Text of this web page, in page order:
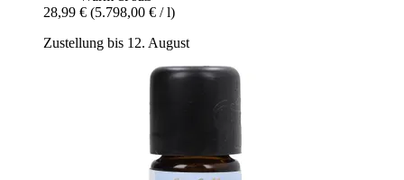
28,99 € (5.798,00 € / l)
Zustellung bis 12. August